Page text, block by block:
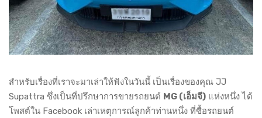
สำหรับเรื่องที่เราจะมาเล่าให้ฟังในวันนี้ เป็นเรื่องของคุณ JJ
Supattra ซึ่งเป็นที่ปรึกษาการขายรถยนต์ MG (เอ็มจี) แห่งหนึ่ง ได้
โพสต์ใน Facebook เล่าเหตุการณ์ลูกค้าท่านหนึ่ง ที่ซื้อรถยนต์